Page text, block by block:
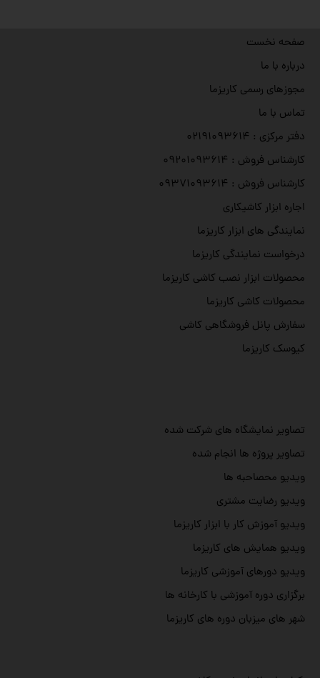
تصاویر نمایشگاه های شرکت شده
تصاویر پروژه ها انجام شده
ویدیو محصاحبه ها
ویدیو رضایت مشتری
ویدیو آموزش کار با ابزار کاریزما
ویدیو همایش های کاریزما
ویدیو دورهای آموزشی کاریزما
برگزاری دوره آموزشی با کارخانه ها
شهر های میزبان دوره های کاریزما
صفحه نخست
درباره با ما
مجوزهای رسمی کاریزما
تماس با ما
دفتر مرکزی : ۰۲۱۹۱۰۹۳۶۱۴
کارشناس فروش : ۰۹۲۰۱۰۹۳۶۱۴
کارشناس فروش : ۰۹۳۷۱۰۹۳۶۱۴
اجاره ابزار کاشیکاری
نمایندگی های ابزار کاریزما
درخواست نمایندگی کاریزما
محصولات ابزار نصب کاشی کاریزما
محصولات کاشی کاریزما
سفارش پانل فروشگاهی کاشی
کیوسک کاریزما